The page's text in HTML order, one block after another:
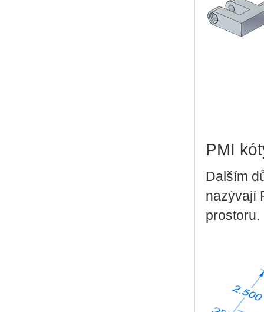
PMI
Dalším
nazývají
prostoru.